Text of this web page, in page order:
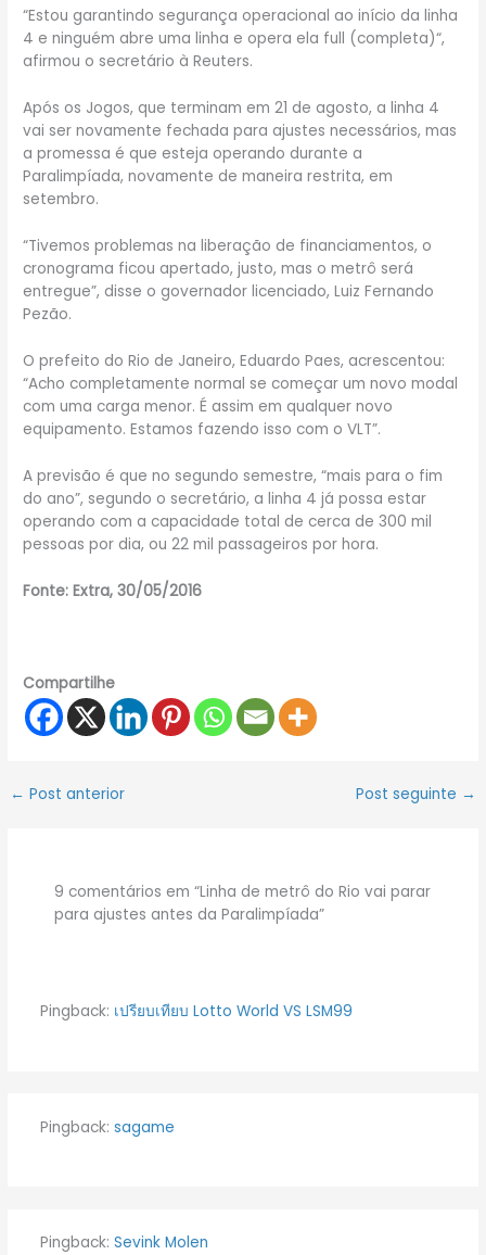
“Estou garantindo segurança operacional ao início da linha
4 e ninguém abre uma linha e opera ela full (completa)“,
afirmou o secretário à Reuters.
Após os Jogos, que terminam em 21 de agosto, a linha 4
vai ser novamente fechada para ajustes necessários, mas
a promessa é que esteja operando durante a
Paralimpíada, novamente de maneira restrita, em
setembro.
“Tivemos problemas na liberação de financiamentos, o
cronograma ficou apertado, justo, mas o metrô será
entregue”, disse o governador licenciado, Luiz Fernando
Pezão.
O prefeito do Rio de Janeiro, Eduardo Paes, acrescentou:
“Acho completamente normal se começar um novo modal
com uma carga menor. É assim em qualquer novo
equipamento. Estamos fazendo isso com o VLT”.
A previsão é que no segundo semestre, “mais para o fim
do ano”, segundo o secretário, a linha 4 já possa estar
operando com a capacidade total de cerca de 300 mil
pessoas por dia, ou 22 mil passageiros por hora.
Fonte: Extra, 30/05/2016
Compartilhe
← Post anterior Post seguinte →
9 comentários em “Linha de metrô do Rio vai parar
para ajustes antes da Paralimpíada”
Pingback: เปรียบเทียบ Lotto World VS LSM99
Pingback: sagame
Pingback: Sevink Molen